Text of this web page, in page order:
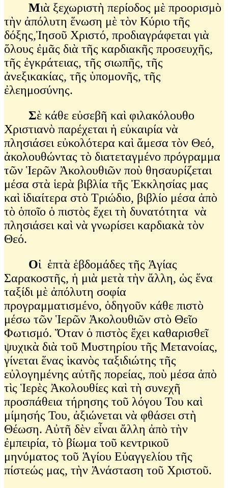
Μιὰ ξεχωριστὴ περίοδος μὲ προορισμὸ
τὴν ἀπόλυτη ἕνωση μὲ τὸν Κύριο τῆς
δόξης,Ἰησοῦ Χριστό, προδιαγράφεται γιὰ
ὅλους ἐμᾶς διὰ τῆς καρδιακῆς προσευχῆς,
τῆς ἐγκράτειας, τῆς σιωπῆς, τῆς
ἀνεξικακίας, τῆς ὑπομονῆς, τῆς
ἐλεημοσύνης.
Σὲ κάθε εὐσεβῆ καὶ φιλακόλουθο
Χριστιανὸ παρέχεται ἡ εὐκαιρία νὰ
πλησιάσει εὐκολότερα καὶ ἄμεσα τὸν Θεό,
ἀκολουθώντας τὸ διατεταγμένο πρόγραμμα
τῶν Ἱερῶν Ἀκολουθιῶν ποὺ θησαυρίζεται
μέσα στὰ ἱερὰ βιβλία τῆς Ἐκκλησίας μας
καὶ ἰδιαίτερα στὸ Τριώδιο, βιβλίο μέσα ἀπὸ
τὸ ὁποῖο ὁ πιστὸς ἔχει τὴ δυνατότητα νὰ
πλησιάσει καὶ νὰ γνωρίσει καρδιακὰ τὸν
Θεό.
Οἱ ἑπτὰ ἑβδομάδες τῆς Ἁγίας
Σαρακοστῆς, ἡ μιὰ μετὰ τὴν ἄλλη, ὡς ἕνα
ταξίδι μὲ ἀπόλυτη σοφία
προγραμματισμένο, ὁδηγοῦν κάθε πιστὸ
μέσω τῶν Ἱερῶν Ἀκολουθιῶν στὸ Θεῖο
Φωτισμό. Ὅταν ὁ πιστὸς ἔχει καθαρισθεῖ
ψυχικὰ διὰ τοῦ Μυστηρίου τῆς Μετανοίας,
γίνεται ἕνας ἱκανὸς ταξιδιώτης τῆς
εὐλογημένης αὐτῆς πορείας, ποὺ μέσα ἀπὸ
τὶς Ἱερὲς Ἀκολουθίες καὶ τὴ συνεχῆ
προσπάθεια τήρησης τοῦ λόγου Του καὶ
μίμησής Του, ἀξιώνεται νὰ φθάσει στὴ
Θέωση. Αὐτῆ δὲν εἶναι ἄλλη ἀπὸ τὴν
ἐμπειρία, τὸ βίωμα τοῦ κεντρικοῦ
μηνύματος τοῦ Ἁγίου Εὐαγγελίου τῆς
πίστεώς μας, τὴν Ἀνάσταση τοῦ Χριστοῦ.